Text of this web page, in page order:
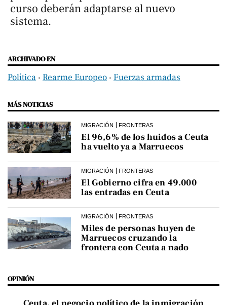
curso deberán adaptarse al nuevo
sistema.
ARCHIVADO EN
Política ‧ Rearme Europeo ‧ Fuerzas armadas
MÁS NOTICIAS
MIGRACIÓN FRONTERAS
El 96,6% de los huidos a Ceuta
ha vuelto ya a Marruecos
MIGRACIÓN FRONTERAS
El Gobierno cifra en 49.000
las entradas en Ceuta
MIGRACIÓN FRONTERAS
Miles de personas huyen de
Marruecos cruzando la
frontera con Ceuta a nado
OPINIÓN